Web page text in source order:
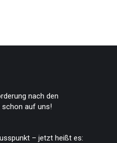
nach den
auf uns!
– jetzt heißt es: